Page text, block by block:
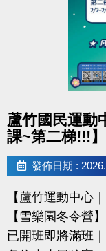
-洽詢專線：03-
-
https://
-FB : 桃園市蘆竹
-IG :
蘆竹國民運動
課~第二梯!!!】
發佈日期 :
【蘆竹運動中心
【雪樂園冬令營
已開班即將滿班